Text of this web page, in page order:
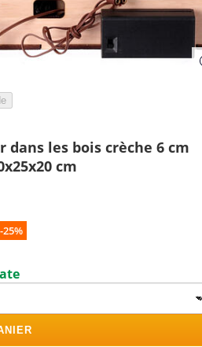
les bois crèche 6 cm
cm
-25%